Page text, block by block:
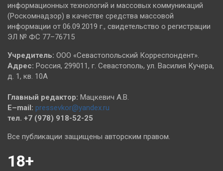
информационных технологий и массовых коммуникаций
(Роскомнадзор) в качестве средства массовой
информации от 06.09.2019 г., свидетельство о регистрации
ЭЛ № ФС 77–76715
Учредитель: ООО «Севастопольский Корреспондент».
Адрес: Россия, 299011, г. Севастополь, ул. Василия Кучера,
д. 1, кв. 10А
Главный редактор: Мацкевич А.В.
E–mail: pressevkor@yandex.ru
тел. +7 (978) 918-52-25
Все публикации защищены авторским правом.
18+